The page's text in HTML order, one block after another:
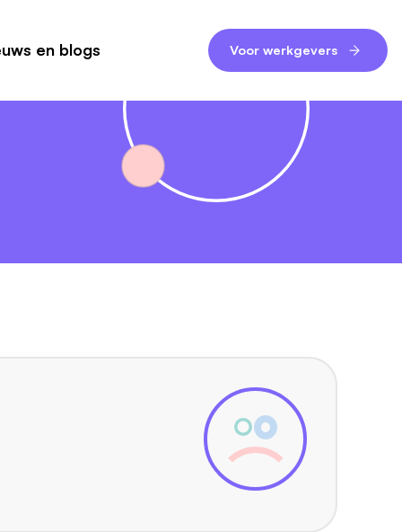
en blogs Voor werkgevers